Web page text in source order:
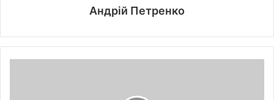
Андрій Петренко